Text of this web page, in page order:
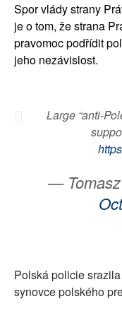
Spor vlády strany
je o tom, že strana
pravomoc podřídit
jeho nezávislost.
Large “anti-
— Tomasz
Polská policie
synovce polského